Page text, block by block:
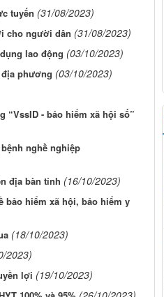
tuyến (31/08/2023)
cho người dân (31/08/2023)
lao động (03/10/2023)
phương (03/10/2023)
“VssID - bảo hiểm xã hội số”
nghề nghiệp
địa bàn tỉnh (16/10/2023)
bảo hiểm xã hội, bảo hiểm y
(18/10/2023)
2023)
lợi (19/10/2023)